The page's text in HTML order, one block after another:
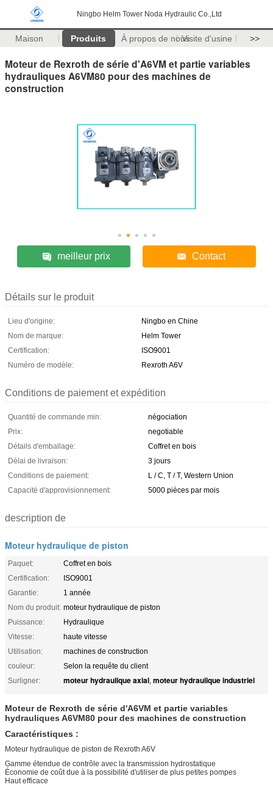
Ningbo Helm Tower Noda Hydraulic Co.,Ltd
Maison Produits À propos de nousVisite d'usine >>
Moteur de Rexroth de série d'A6VM et partie variables
hydrauliques A6VM80 pour des machines de
construction
meilleur prix Contact
Détails sur le produit
Lieu d'origine:
Ningbo en Chine
Nom de marque:
Helm Tower
Certification:
ISO9001
Numéro de modèle:
Rexroth A6V
Conditions de paiement et expédition
Quantité de commande min:
négociation
Prix:
negotiable
Détails d'emballage:
Coffret en bois
Délai de livraison:
3 jours
Conditions de paiement:
L / C, T / T, Western Union
Capacité d'approvisionnement:
5000 pièces par mois
description de
Moteur hydraulique de piston
Paquet:
Coffret en bois
Certification:
ISO9001
Garantie:
1 année
Nom du produit: moteur hydraulique de piston
Puissance:
Hydraulique
Vitesse:
haute vitesse
Utilisation:
machines de construction
couleur:
Selon la requête du client
Surligner:
moteur hydraulique axial, moteur hydraulique industriel
Moteur de Rexroth de série d'A6VM et partie variables
hydrauliques A6VM80 pour des machines de construction
Caractéristiques :
Moteur hydraulique de piston de Rexroth A6V
Gamme étendue de contrôle avec la transmission hydrostatique
Économie de coût due à la possibilité d'utiliser de plus petites pompes
Haut efficace